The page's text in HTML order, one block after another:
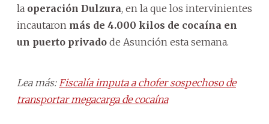
la operación Dulzura, en la que los intervinientes
incautaron más de 4.000 kilos de cocaína en
un puerto privado de Asunción esta semana.
Lea más: Fiscalía imputa a chofer sospechoso de
transportar megacarga de cocaína